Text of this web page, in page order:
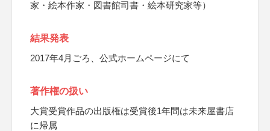
家・絵本作家・図書館司書・絵本研究家等）
結果発表
2017年4月ごろ、公式ホームページにて
著作権の扱い
大賞受賞作品の出版権は受賞後1年間は未来屋書店
に帰属